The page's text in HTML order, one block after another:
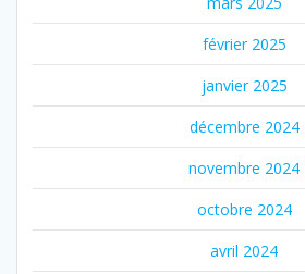
février 2025
janvier 2025
décembre 2024
novembre 2024
octobre 2024
avril 2024